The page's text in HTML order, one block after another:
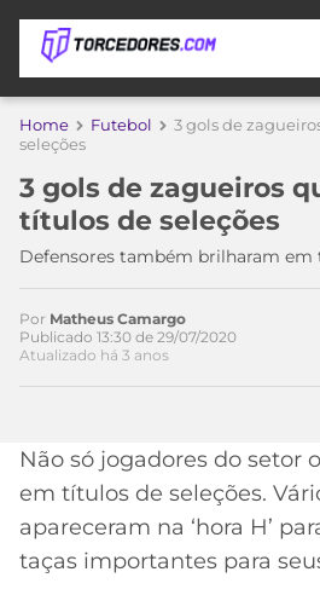
APOSTAS
DE
APOSTA
MELHORES
SITES
DE
APOSTAS
2026
CÓDIGO
PROMOCIONAL
BETBOOM
CÓDIGO
COPA
DO
MUNDO
TIMES
TIME
PALMEIRAS
CORINTHIANS
BRASILEIRÃO
A
MÍDIA
MERCADO
Home Futebol
3 gols de
seleções
3 gols de zagueiros
títulos de seleções
Defensores também brilharam
Acesse o perfil do autor
no Twitter
Por Matheus Camargo
Publicado 13:30 de 29/07/2020
Atualizado há 3 anos
Não só jogadores do setor
em títulos de seleções.
apareceram na ‘hora H’
taças importantes para